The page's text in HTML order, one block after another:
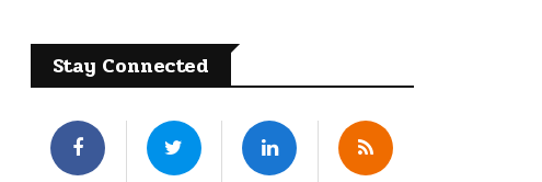
Stay Connected